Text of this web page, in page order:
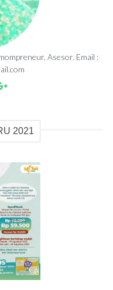
Asesor. Email :
2021